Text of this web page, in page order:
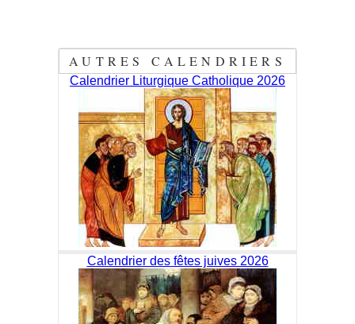
AUTRES CALENDRIERS
Calendrier Liturgique Catholique 2026
Calendrier des fêtes juives 2026